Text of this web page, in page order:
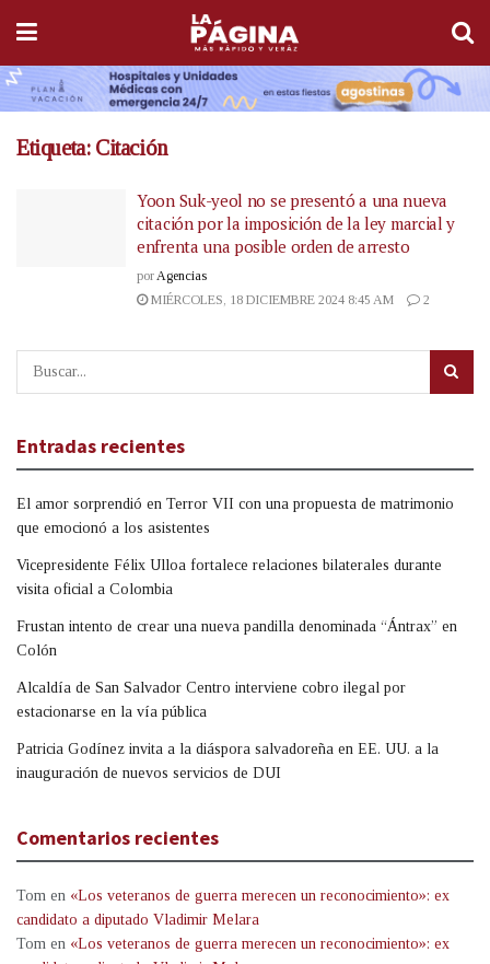
Etiqueta: Citación
Yoon Suk-yeol no se presentó a una nueva
citación por la imposición de la ley marcial y
enfrenta una posible orden de arresto
por Agencias
MIÉRCOLES, 18 DICIEMBRE 2024 8:45 AM
2
Entradas recientes
El amor sorprendió en Terror VII con una propuesta de matrimonio
que emocionó a los asistentes
Vicepresidente Félix Ulloa fortalece relaciones bilaterales durante
visita oficial a Colombia
Frustan intento de crear una nueva pandilla denominada “Ántrax” en
Colón
Alcaldía de San Salvador Centro interviene cobro ilegal por
estacionarse en la vía pública
Patricia Godínez invita a la diáspora salvadoreña en EE. UU. a la
inauguración de nuevos servicios de DUI
Comentarios recientes
Tom en «Los veteranos de guerra merecen un reconocimiento»: ex
candidato a diputado Vladimir Melara
Tom en «Los veteranos de guerra merecen un reconocimiento»: ex